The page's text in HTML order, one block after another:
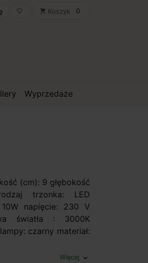
favorite_border shopping_cart Koszyk 0
Wyprzedaże
(cm): 9 głębokość
trzonka: LED
napięcie: 230 V
światła : 3000K
czarny materiał:
Więcej expand_more